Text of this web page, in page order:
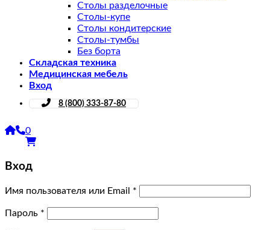
Столы разделочные
Столы-купе
Столы кондитерские
Столы-тумбы
Без борта
Складская техника
Медицинская мебель
Вход
8 (800) 333-87-80
0
Вход
Имя пользователя или Email *
Пароль *